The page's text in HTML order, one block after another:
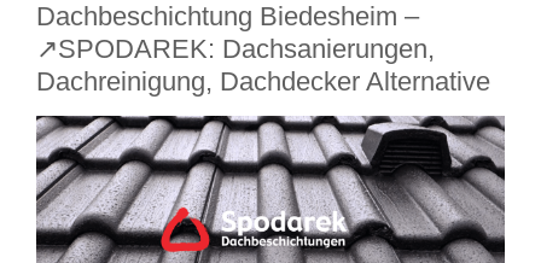
Dachbeschichtung Biedesheim –
↗️SPODAREK: Dachsanierungen,
Dachreinigung, Dachdecker Alternative